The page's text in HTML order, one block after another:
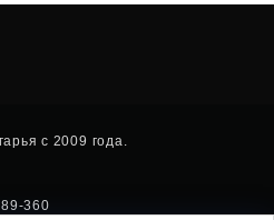
с 2009 года.
360